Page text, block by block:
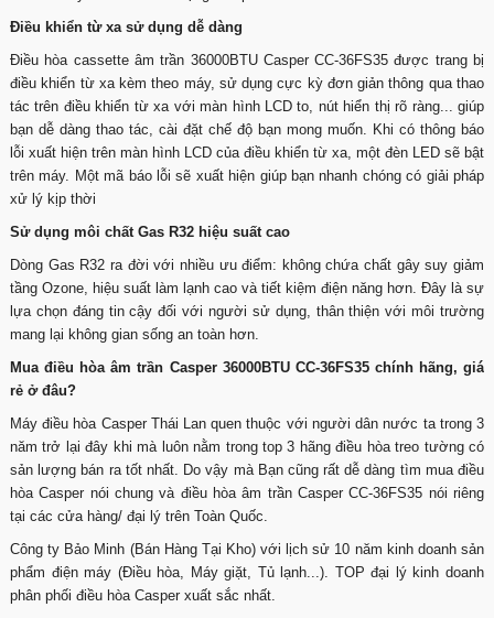
Điều khiển từ xa sử dụng dễ dàng
Điều hòa cassette âm trần 36000BTU Casper CC-36FS35 được trang bị
điều khiển từ xa kèm theo máy, sử dụng cực kỳ đơn giản thông qua thao
tác trên điều khiển từ xa với màn hình LCD to, nút hiển thị rõ ràng... giúp
bạn dễ dàng thao tác, cài đặt chế độ bạn mong muốn. Khi có thông báo
lỗi xuất hiện trên màn hình LCD của điều khiển từ xa, một đèn LED sẽ bật
trên máy. Một mã báo lỗi sẽ xuất hiện giúp bạn nhanh chóng có giải pháp
xử lý kịp thời
Sử dụng môi chất Gas R32 hiệu suất cao
Dòng Gas R32 ra đời với nhiều ưu điểm: không chứa chất gây suy giảm
tầng Ozone, hiệu suất làm lạnh cao và tiết kiệm điện năng hơn. Đây là sự
lựa chọn đáng tin cậy đối với người sử dụng, thân thiện với môi trường
mang lại không gian sống an toàn hơn.
Mua điều hòa âm trần Casper 36000BTU CC-36FS35 chính hãng, giá
rẻ ở đâu?
Máy điều hòa Casper Thái Lan quen thuộc với người dân nước ta trong 3
năm trở lại đây khi mà luôn nằm trong top 3 hãng điều hòa treo tường có
sản lượng bán ra tốt nhất. Do vậy mà Bạn cũng rất dễ dàng tìm mua điều
hòa Casper nói chung và điều hòa âm trần Casper CC-36FS35 nói riêng
tại các cửa hàng/ đại lý trên Toàn Quốc.
Công ty Bảo Minh (Bán Hàng Tại Kho) với lịch sử 10 năm kinh doanh sản
phẩm điện máy (Điều hòa, Máy giặt, Tủ lạnh...). TOP đại lý kinh doanh
phân phối điều hòa Casper xuất sắc nhất.